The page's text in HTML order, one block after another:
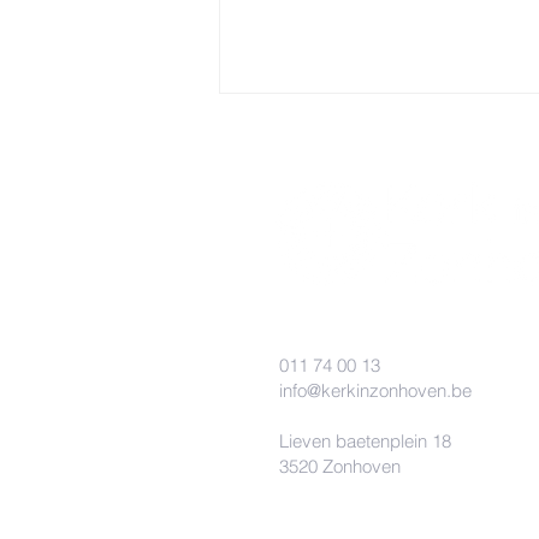
011 74 00 13
info@kerkinzonhoven.be
Lieven baetenplein 18
3520 Zonhoven